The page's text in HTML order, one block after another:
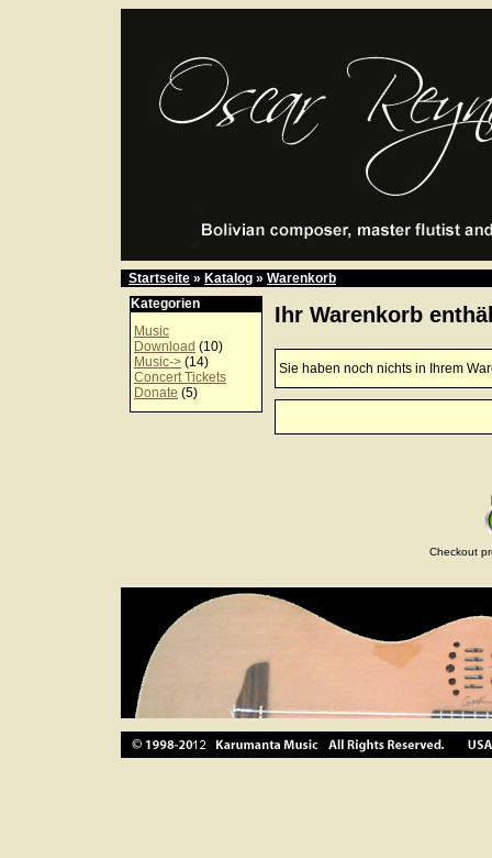
Startseite » Katalog » Warenkorb
Kategorien
Music
Download (10)
Music-> (14)
Concert Tickets
Donate (5)
Ihr Warenkorb
Sie haben noch nichts in Ihrem
Checkout